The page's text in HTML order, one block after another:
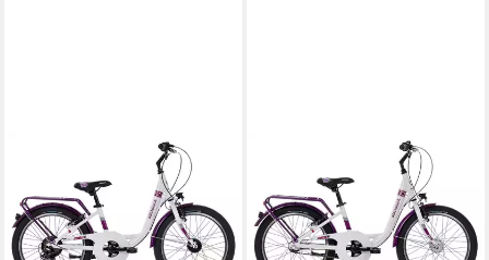
Kinderfahrrad GLÜCK 7 20
50.8 cm Rahmenhöhe
7 Gänge
80 kg Zul. Gesamtgewicht
Kinderfahrrad Glück 3 20
Nexus
29 cm Rahmenhöhe
3 Gänge